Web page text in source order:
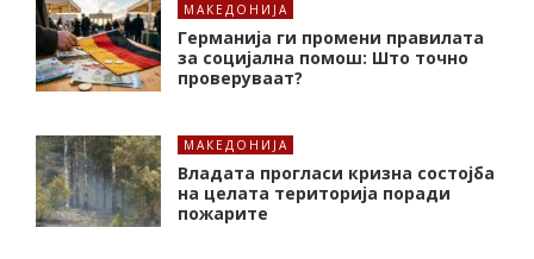
МАКЕДОНИЈА
Германија ги промени правилата
за социјална помош: Што точно
проверуваат?
МАКЕДОНИЈА
Владата прогласи кризна состојба
на целата територија поради
пожарите